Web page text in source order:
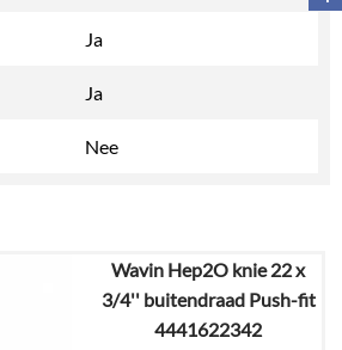
Ja
Ja
Nee
Wavin Hep2O knie 22 x
3/4'' buitendraad Push-fit
4441622342